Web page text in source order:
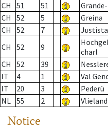
CH
51 51
CH
52 5 Greina
CH
52 7
CH
52 9
charl
CH
52 39
IT
4 1 Val
IT
20 3 Pederü
NL 55 2 Vlieland
Notice